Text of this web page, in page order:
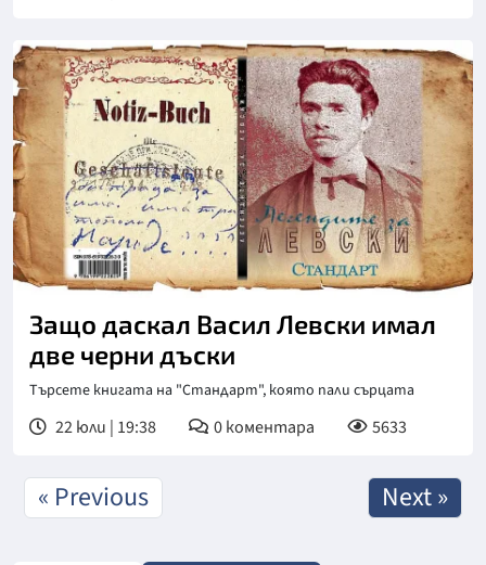
Защо даскал Васил Левски имал
две черни дъски
Търсете книгата на "Стандарт", която пали сърцата
22 юли | 19:38 0коментара 5633
« Previous Next »